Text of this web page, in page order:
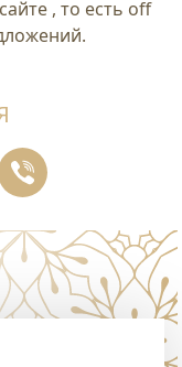
, то есть off